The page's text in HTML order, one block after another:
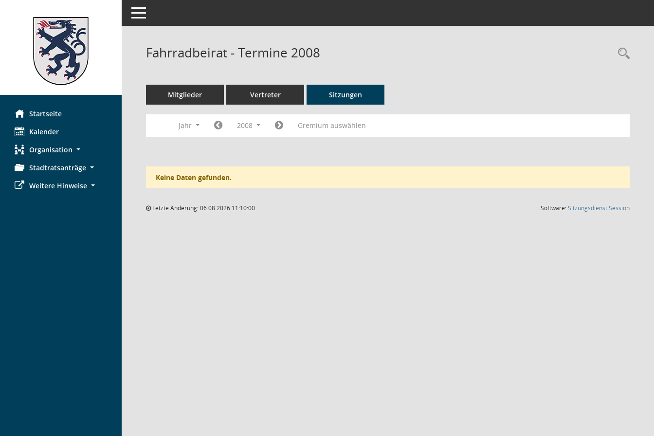
Startseite
Kalender
Organisation
Stadtratsanträge
Weitere Hinweise
Toggle navigation
Fahrradbeirat - Termine 2008
Mitglieder Vertreter Sitzungen
Jahr 2008 Gremium auswählen
Keine Daten gefunden.
Letzte Änderung: 06.08.2026 11:10:00 Software:SitzungsdienstSession(Wird in